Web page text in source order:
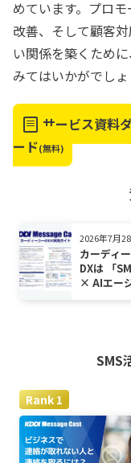
めています。プロ
改善、そして顧客
い関係を築くため
みてはいかがでしょ
サービス資料
ード(無料)
2026年7月
カーディ
DXは 「
× AIエー
SMS